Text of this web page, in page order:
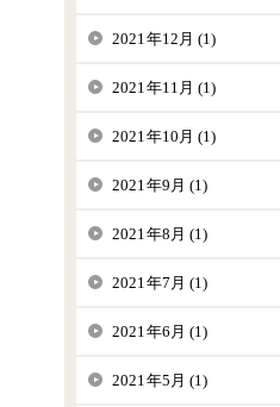
2021年12月 (1)
2021年11月 (1)
2021年10月 (1)
2021年9月 (1)
2021年8月 (1)
2021年7月 (1)
2021年6月 (1)
2021年5月 (1)